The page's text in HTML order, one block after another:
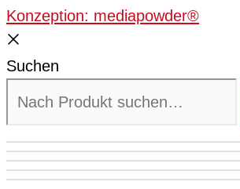
Konzeption: mediapowder®
Suchen